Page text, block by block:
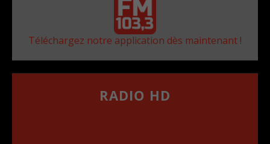
Téléchargez notre application dès maintenant !
RADIO HD